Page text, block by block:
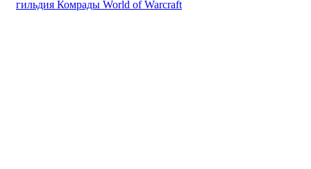
гильдия Комрады World of Warcraft